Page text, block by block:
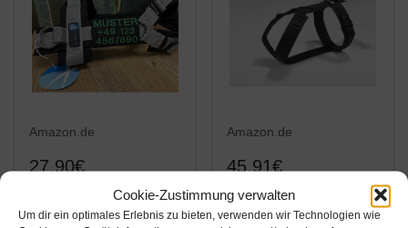
Cookie-Zustimmung verwalten
Um dir ein optimales Erlebnis zu bieten, verwenden wir Technologien wie
Amazon.de
27,90€
Wuffwelt Namensschild
Telefonschild
Amazon.de
45,91€
anny-x Brustgeschirr
Fun schwarz schwarz -